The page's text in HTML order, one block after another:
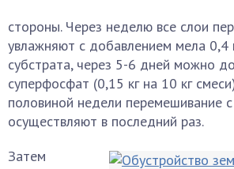
стороны. Через неделю все слои
увлажняют с добавлением мела 0,4
субстрата, через 5-6 дней можно
суперфосфат (0,15 кг на 10 кг
половиной недели перемешивание
осуществляют в последний раз.
Затем